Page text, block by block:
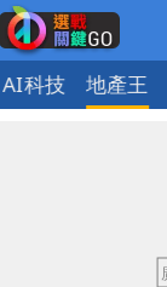
AI科技 地產王